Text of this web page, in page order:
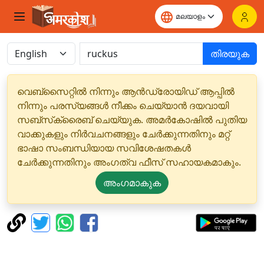
തിരയുക
വെബ്‌സൈറ്റിൽ നിന്നും ആൻഡ്രോയിഡ് ആപ്പിൽ
നിന്നും പരസ്യങ്ങൾ നീക്കം ചെയ്യാൻ ദയവായി
സബ്‌സ്‌ക്രൈബ് ചെയ്യുക. അമർകോഷിൽ പുതിയ
വാക്കുകളും നിർവചനങ്ങളും ചേർക്കുന്നതിനും മറ്റ്
ഭാഷാ സംബന്ധിയായ സവിശേഷതകൾ
ചേർക്കുന്നതിനും അംഗത്വ ഫീസ് സഹായകമാകും.
അംഗമാകുക